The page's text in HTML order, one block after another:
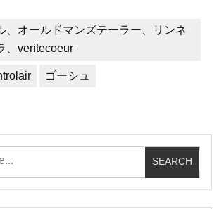
、オールドマンズテーラー、リンネ
、veritecoeur
ゴーシュ